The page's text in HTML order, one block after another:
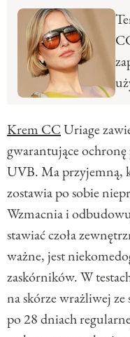
Krem CCUriage
gwarantujące
UVB. Ma przyjemną,
zostawia po sobie
Wzmacnia i
stawiać czoła
ważne, jest
zaskórników. W
na skórze wrażliwej ze
po 28 dniach